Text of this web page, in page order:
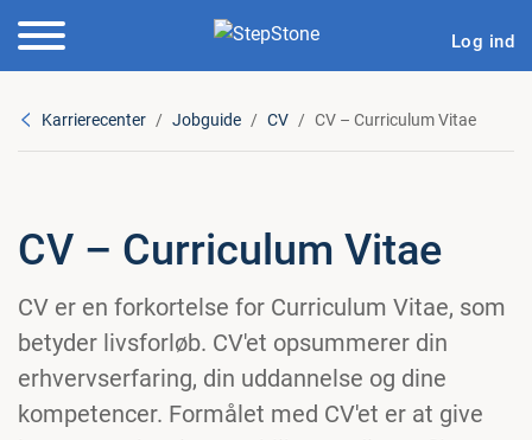
Log ind
Karrierecenter Jobguide CV CV – Curriculum Vitae
CV – Curriculum Vitae
CV er en forkortelse for Curriculum Vitae, som
betyder livsforløb. CV'et opsummerer din
erhvervserfaring, din uddannelse og dine
kompetencer. Formålet med CV'et er at give